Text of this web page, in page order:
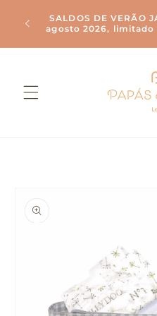
para o
conteúdo
SALDOS DE VERÃO
agosto 2026,
informação